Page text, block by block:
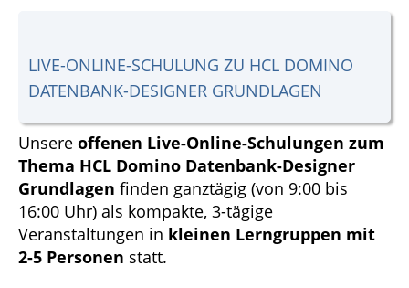
LIVE-ONLINE-SCHULUNG ZU HCL DOMINO
DATENBANK-DESIGNER GRUNDLAGEN
Unsere offenen Live-Online-Schulungen zum
Thema HCL Domino Datenbank-Designer
Grundlagen finden ganztägig (von 9:00 bis
16:00 Uhr) als kompakte, 3-tägige
Veranstaltungen in kleinen Lerngruppen mit
2-5 Personen statt.